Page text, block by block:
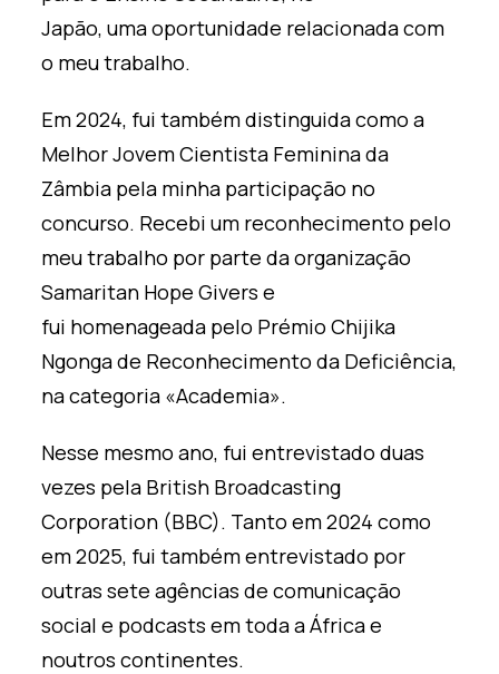
Japão,umaoportunidade relacionada com
o meu trabalho.
Em 2024, fui também distinguida como a
Melhor Jovem Cientista Feminina da
Zâmbia pela minha participação no
concurso. Recebi um reconhecimento pelo
meu trabalho por parte da organização
Samaritan Hope Givers e
fui homenageada pelo Prémio Chijika
Ngonga de Reconhecimento da Deficiência,
na categoria «Academia».
Nesse mesmo ano, fui entrevistado duas
vezes pela British Broadcasting
Corporation (BBC). Tanto em 2024 como
em 2025, fui também entrevistado por
outras sete agências de comunicação
social e podcasts em toda a África e
noutros continentes.